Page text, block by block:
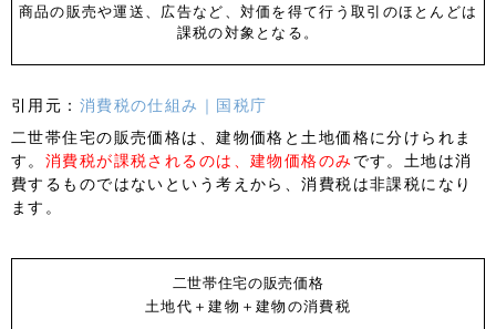
商品の販売や運送、広告など、対価を得て行う取引のほとんどは
課税の対象となる。
引用元： 消費税の仕組み｜国税庁
二世帯住宅の販売価格は、建物価格と土地価格に分けられま
す。 消費税が課税されるのは、建物価格のみです。土地は消
費するものではないという考えから、消費税は非課税になり
ます。
二世帯住宅の販売価格
土地代＋建物＋建物の消費税